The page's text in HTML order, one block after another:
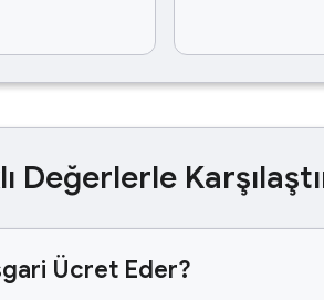
Değerlerle
Ücret Eder?